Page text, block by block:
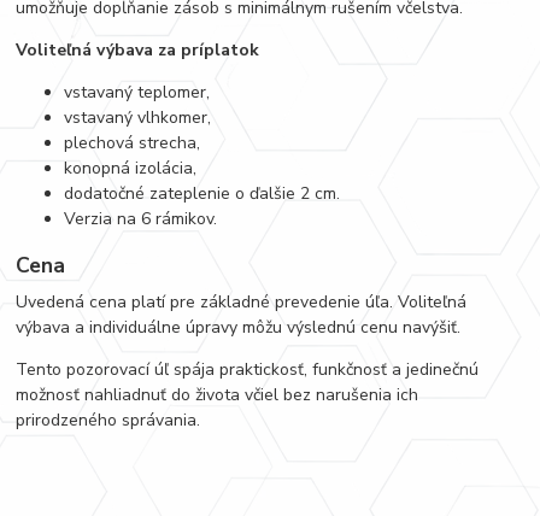
umožňuje dopĺňanie zásob s minimálnym rušením včelstva.
Voliteľná výbava za príplatok
vstavaný teplomer,
vstavaný vlhkomer,
plechová strecha,
konopná izolácia,
dodatočné zateplenie o ďalšie 2 cm.
Verzia na 6 rámikov.
Cena
Uvedená cena platí pre základné prevedenie úľa. Voliteľná
výbava a individuálne úpravy môžu výslednú cenu navýšiť.
Tento pozorovací úľ spája praktickosť, funkčnosť a jedinečnú
možnosť nahliadnuť do života včiel bez narušenia ich
prirodzeného správania.